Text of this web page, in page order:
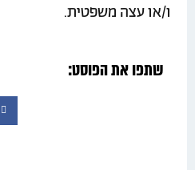
ו/או עצה משפטית.
שתפו את הפוסט: